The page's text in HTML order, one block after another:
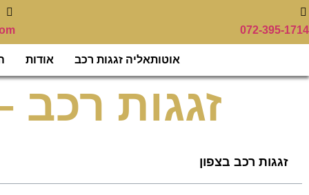
072-395-1714
אוטותאליה זגגות רכב אודות
זגגות רכב
זגגות רכב בצפון